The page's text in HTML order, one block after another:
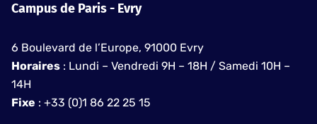
Campus de Paris - Evry
6 Boulevard de l’Europe, 91000 Evry
Horaires : Lundi – Vendredi 9H – 18H / Samedi 10H –
14H
Fixe : +33 (0)1 86 22 25 15